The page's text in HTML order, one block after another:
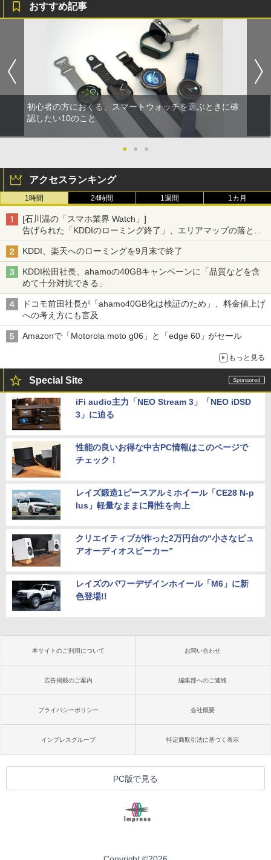
おすすめ記事
初心者の方におくる、スマートウォッチを選ぶときに確
認したい10のこと
● ● ●
アクセスランキング
1時間 24時間 1週間 1カ月
[石川温の「スマホ業界 Watch」]
告げられた「KDDIのローミング終了」、エリアマップの落とし
穴と楽天モバイルの課題
KDDI、楽天へのローミングを9月末で終了
KDDI松田社長、ahamoの40GBキャンペーンに「品質などを含
めて十分対抗できる」
ドコモ前田社長が「ahamo40GB化は検証のため」、料金値上げ
への考え方にも言及
Amazonで「Motorola moto g06」と「edge 60」がセール
もっと見る
Special Site
iFi audio主力「NEO Stream 3」「NEO iDSD
3」に迫る
性能の良いお得な中古PC情報はこのページで
チェック！
レイズ鍛造1ピースアルミホイール「CE28 N-p
lus」軽量なままに剛性を向上
クリエイティブが作った2万円台の“小さなピュ
アオーディオスピーカー”
レイズのパワーデザインホイール「M6」に新
色登場!!
本サイトのご利用について お問い合わせ
広告掲載のご案内 編集部へのご連絡
プライバシーポリシー 会社概要
インプレスグループ 特定商取引法に基づく表示
PC版で見る